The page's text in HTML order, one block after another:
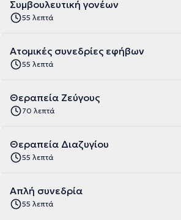
Συμβουλευτική γονέων
55 λεπτά
Ατομικές συνεδρίες εφήβων
55 λεπτά
Θεραπεία Ζεύγους
70 λεπτά
Θεραπεία Διαζυγίου
55 λεπτά
Απλή συνεδρία
55 λεπτά